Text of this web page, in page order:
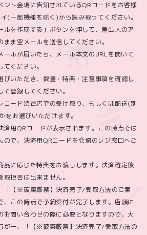
ト会場に告知されているQRコードをお客様
(一部機種を除く)から読み取ってください。
ルを作成する」ボタンを押して、差出人のア
ま空メールを送信してください。
ルが届いたら、メール本文のURLを開いて
ください。
いただき、数量・特典・注意事項を確認し
登録してください。
ード渋谷店での受け取り、もしくは配送(別
お選びいただけます。
用QRコードが表示されます。この時点では
ので、決済用QRコードを会場のレジ窓口へご
に応じた特典をお渡しします。決済確定後
拒否は出来ません。
「【※破棄厳禁】決済完了/受取方法のご案
、この時点で予約受付が完了します。店頭に
お問い合わせの際に必要となりますので、大
が一、「【※破棄厳禁】決済完了/受取方法の